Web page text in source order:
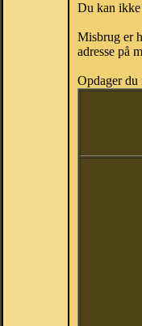
Du kan
Misbrug er
adresse på
Opdager du